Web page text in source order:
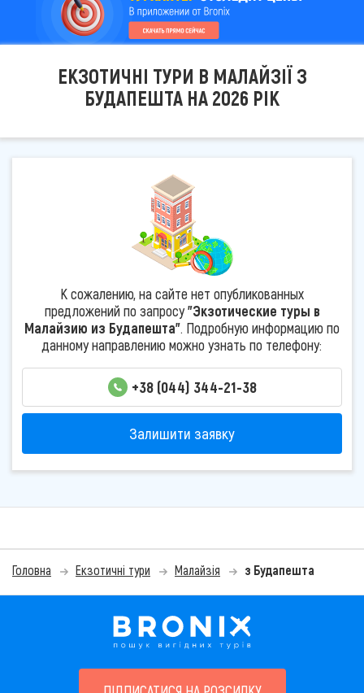
ЕКЗОТИЧНІ ТУРИ В МАЛАЙЗІЇ З
БУДАПЕШТА НА 2026 РІК
К сожалению, на сайте нет опубликованных
предложений по запросу"Экзотические туры в
Малайзию из Будапешта". Подробную информацию по
данному направлению можно узнать по телефону:
+38 (044) 344-21-38
Залишити заявку
Головна Екзотичні тури Малайзія з Будапешта